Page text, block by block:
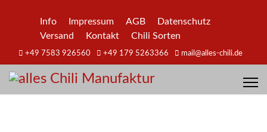
Info Impressum AGB
Datenschutz
Versand
Kontakt Chili Sorten
+49 7583 926560 +49 179 5263366 mail@alles-chili.de